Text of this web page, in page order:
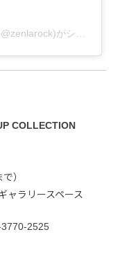
がシェアした投稿
COLLECTION
）
ャラリースペース
2525